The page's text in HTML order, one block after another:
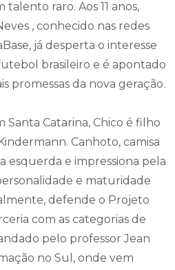
raro. Aos 11 anos,
, conhecido nas redes
já desperta o interesse
brasileiro e é apontado
promessas da nova geração.
Santa Catarina, Chico é filho
Canhoto, camisa
esquerda e impressiona pela
e maturidade
defende o Projeto
com as categorias de
pelo professor Jean
no Sul, onde vem